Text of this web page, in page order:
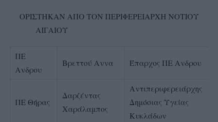
ΟΡΙΣΤΗΚΑΝ ΑΠΟ ΤΟΝ ΠΕΡΙΦΕΡΕΙΑΡΧΗ ΝΟΤΙΟΥ
ΑΙΓΑΙΟΥ
ΠΕ
Ανδρου
Βρεττού Αννα Έπαρχος ΠΕ Ανδρου
ΠΕ Θήρας
Δαρζέντας
Χαράλαμπος
Αντιπεριφερειάρχης
Δημόσιας Υγείας
Κυκλάδων